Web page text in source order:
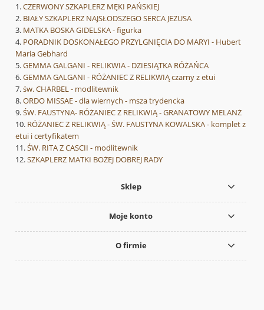
CZERWONY SZKAPLERZ MĘKI PAŃSKIEJ
BIAŁY SZKAPLERZ NAJSŁODSZEGO SERCA JEZUSA
MATKA BOSKA GIDELSKA - figurka
PORADNIK DOSKONAŁEGO PRZYLGNIĘCIA DO MARYI - Hubert
Maria Gebhard
GEMMA GALGANI - RELIKWIA - DZIESIĄTKA RÓŻAŃCA
GEMMA GALGANI - RÓŻANIEC Z RELIKWIĄ czarny z etui
św. CHARBEL - modlitewnik
ORDO MISSAE - dla wiernych - msza trydencka
ŚW. FAUSTYNA- RÓŻANIEC Z RELIKWIĄ - GRANATOWY MELANŻ
RÓŻANIEC Z RELIKWIĄ - ŚW. FAUSTYNA KOWALSKA - komplet z
etui i certyfikatem
ŚW. RITA Z CASCII - modlitewnik
SZKAPLERZ MATKI BOŻEJ DOBREJ RADY
Sklep
Moje konto
O firmie